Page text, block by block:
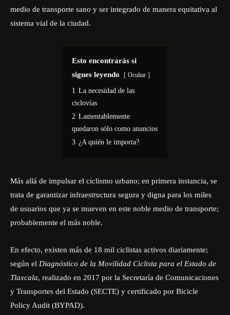
medio de transporte sano y ser integrado de manera equitativa al
sistema vial de la ciudad.
Esto encontrarás si
sigues leyendo
Ocultar
1 La necesidad de las
ciclovías
2 Lamentablemente
quedaron sólo como anuncios
3 ¿A quién le importa?
Más allá de impulsar el ciclismo urbano; en primera instancia, se
trata de garantizar infraestructura segura y digna para los miles
de usuarios que ya se mueven en este noble medio de transporte;
probablemente el más noble.
En efecto, existen más de 18 mil ciclistas activos diariamente;
según el Diagnóstico de la Movilidad Ciclista para el Estado de
Tlaxcala, realizado en 2017 por la Secretaría de Comunicaciones
y Transportes del Estado (SECTE) y certificado por Bicicle
Policy Audit (BYPAD).